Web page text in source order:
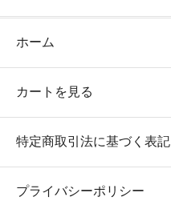
ホーム
カートを見る
特定商取引法に基づく表記
プライバシーポリシー